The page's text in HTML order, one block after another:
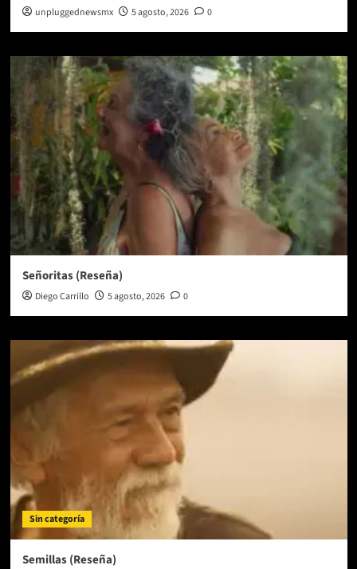
unpluggednewsmx 5 agosto, 2026 0
Señoritas (Reseña)
Diego Carrillo 5 agosto, 2026 0
Sin categoría
Semillas (Reseña)